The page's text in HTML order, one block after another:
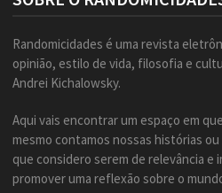
Randomicidades é uma revista
opinião, estilo de vida, filosofia e
Andrei Kichalowsky.
Aqui vais encontrar um espaço em
mesmo contamos nossas histórias
que considero serem de relevância e
promover uma reflexão sobre o